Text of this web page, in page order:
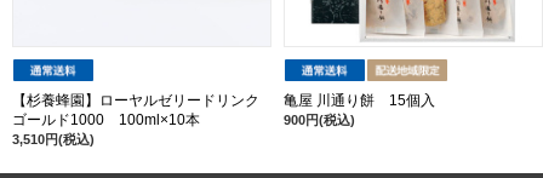
【杉養蜂園】ローヤルゼリードリンク
ゴールド1000 100ml×10本
3,510円(税込)
亀屋 川通り餅 15個入
900円(税込)